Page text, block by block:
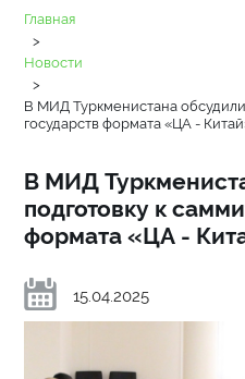
Главная
>
Новости
>
В МИД Туркменистана обсудили
государств формата «ЦА -
В МИД
подготовку к
формата «ЦА -
15.04.2025